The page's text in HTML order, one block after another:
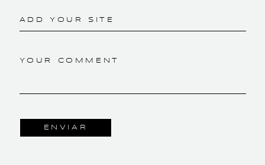
ADD YOUR SITE
YOUR COMMENT